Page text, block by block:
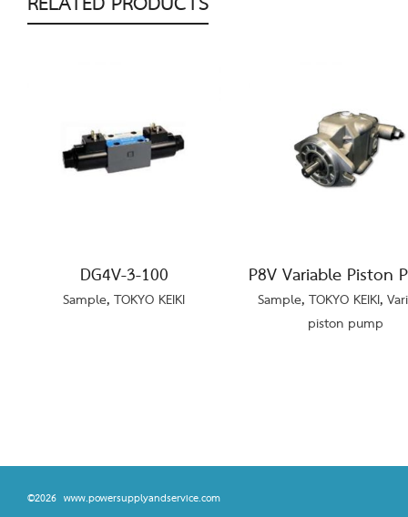
DG4V-3-100
Sample,TOKYO KEIKI
P8V Variable Piston
Sample,TOKYO KEIKI,
piston pump
©2026 www.powersupplyandservice.com